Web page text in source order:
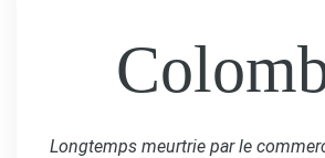
Longtemps meurtrie par le